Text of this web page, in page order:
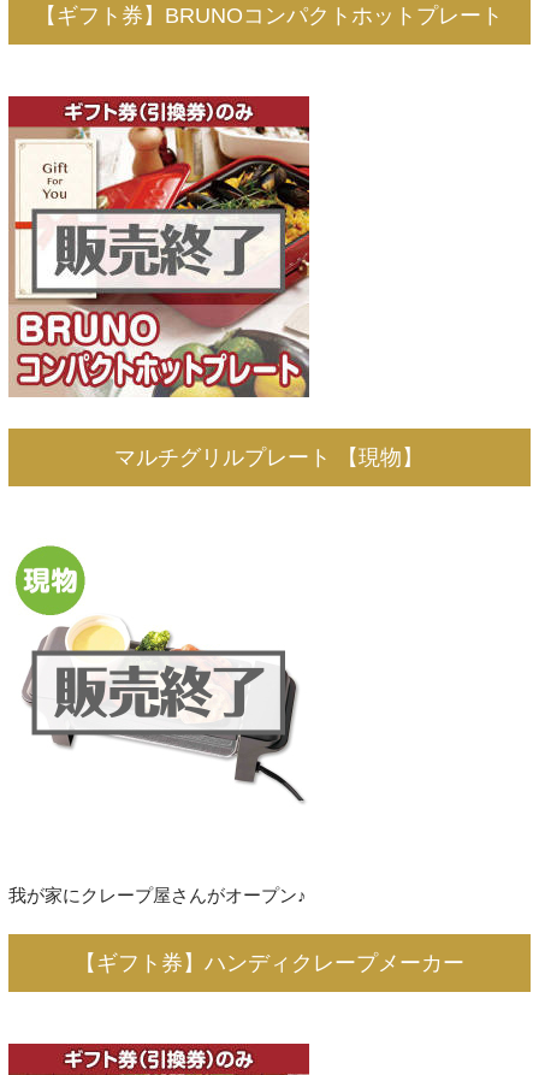
【ギフト券】BRUNOコンパクトホットプレート
マルチグリルプレート 【現物】
我が家にクレープ屋さんがオープン♪
【ギフト券】ハンディクレープメーカー